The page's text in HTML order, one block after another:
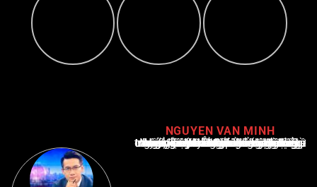
NGUYEN VAN MINH
Nguyễn Văn Minh là một trong những chuyên gia hàng đầu về báo cáo tin tức thể thao tại Việt Nam, với hơn 10 năm hoạt động trong ngành. Ông có kiến thức sâu rộng và kinh nghiệm đáng kể trong việc phân tích và báo cáo về các sự kiện thể thao hàng đầu. Sự hiểu biết sâu sắc của ông về ngành này đã giúp ông xây dựng uy tín và danh tiếng trong cộng đồng báo chí thể thao.